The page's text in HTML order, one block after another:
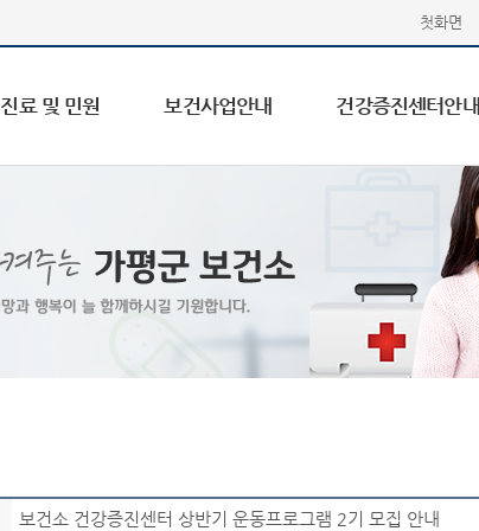
첫화면
진료 및 민원 보건사업안내 건강증진센터안내
보건소 건강증진센터 상반기 운동프로그램 2기 모집 안내